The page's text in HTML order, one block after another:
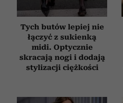
Tych butów lepiej nie
łączyć z sukienką
midi. Optycznie
skracają nogi i dodają
stylizacji ciężkości